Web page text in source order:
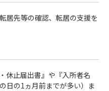
居先等の確認、転居の支援を
休止届出書』や『入所者名
日の1ヵ月前までが多い）ま